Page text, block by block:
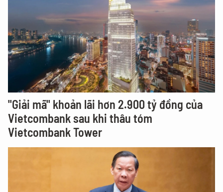
"Giải mã" khoản lãi hơn 2.900 tỷ đồng của
Vietcombank sau khi thâu tóm
Vietcombank Tower